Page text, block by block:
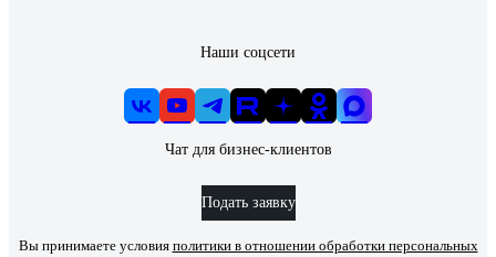
Наши соцсети
Чат для бизнес-клиентов
Подать заявку
Вы принимаете условия политики в отношении обработки персональных